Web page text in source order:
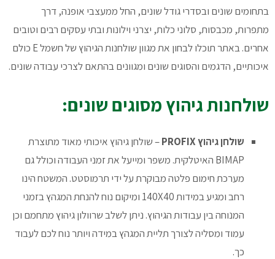
בתחומים שונים ובסדרי גודל שונים, החל ממעצבי אופנה, דרך
מתפרות, מכבסות, סלוני כלות, יצרני וילונות ובתי עסקים רבים וטובים
אחרים. באתר תוכלו לבחון את מגוון שולחנות הגיהוץ של חשמל E כולם
איכותיים, הדגמים והסוגים שונים ומגוונים בהתאם לצרכי עבודה שונים.
שולחנות גיהוץ מסוגים שונים:
שולחן גיהוץ PROFIX
– שולחן גיהוץ איכותי מאוד מתוצרת
BIMAP האיטלקית. משפר ומייעל את זמני העבודה וכולל גם
מערכת חימום פלטה מבוקרת על ידי תרמוסטט. המשטח הינו
רחב ומגיע במידות 140X40 ומיקום נוח להנחת המגהץ בזמני
המנוחה בין עבודות הגיהוץ. ניתן לשלב שרוולון גיהוץ מתחמם וכן
עמוד ומסליה לצורך תליית המגהץ במידה ויותר נוח לכם לעבוד
כך.